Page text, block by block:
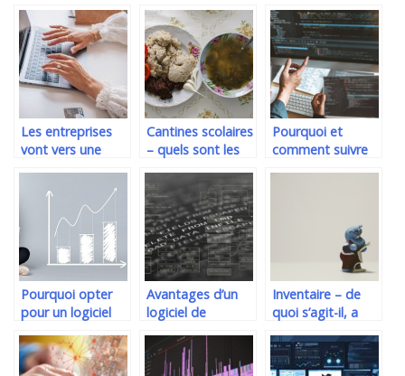
données
logiciel de
menuiserie
Les entreprises
vont vers une
automatisation
de leur activite
Cantines scolaires
– quels sont les
utilisation ?
Pourquoi et
comment suivre
Pourquoi opter
pour un logiciel
Avantages d’un
logiciel de
donnees
Inventaire – de
quoi s’agit-il, a